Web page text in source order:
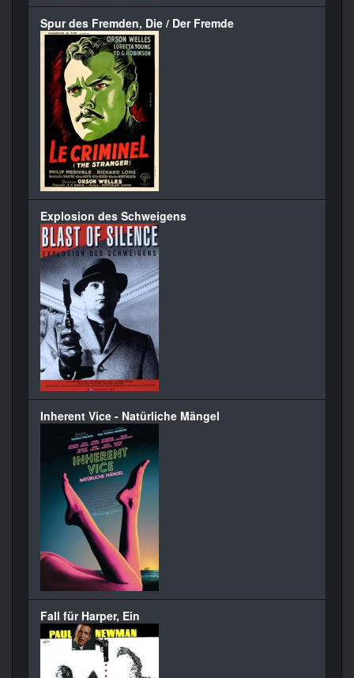
Spur des Fremden, Die / Der Fremde
Explosion des Schweigens
Inherent Vice - Natürliche Mängel
Fall für Harper, Ein